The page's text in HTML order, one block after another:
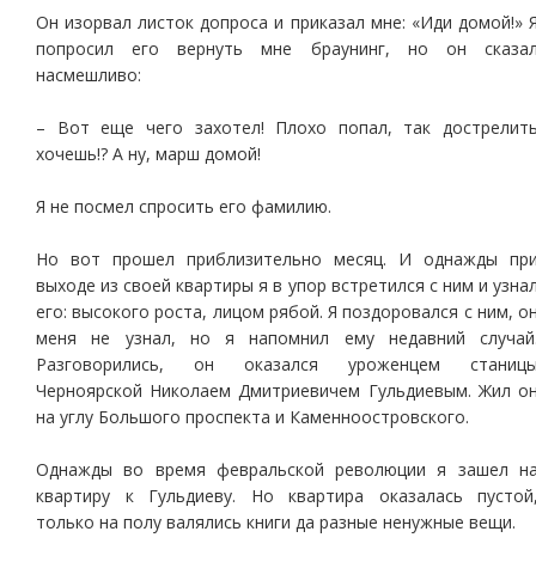
Он изорвал листок допроса и приказал мне: «Иди домой!»
попросил его вернуть мне браунинг, но он
насмешливо:
– Вот еще чего захотел! Плохо попал, так
хочешь!? А ну, марш домой!
Я не посмел спросить его фамилию.
Но вот прошел приблизительно месяц. И однажды
выходе из своей квартиры я в упор встретился с ним и
его: высокого роста, лицом рябой. Я поздоровался с ним,
меня не узнал, но я напомнил ему недавний
Разговорились, он оказался уроженцем
Черноярской Николаем Дмитриевичем Гульдиевым. Жил
на углу Большого проспекта и Каменноостровского.
Однажды во время февральской революции я зашел
квартиру к Гульдиеву. Но квартира оказалась
только на полу валялись книги да разные ненужные вещи.